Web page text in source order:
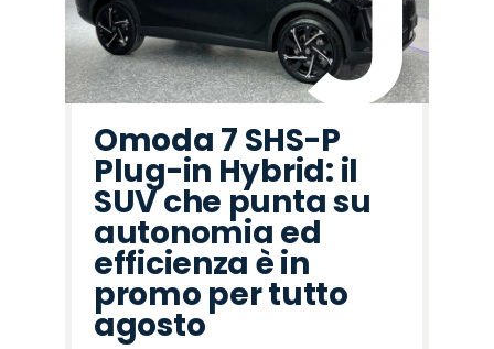
Omoda 7 SHS-P
Plug-in Hybrid: il
SUV che punta su
autonomia ed
efficienza è in
promo per tutto
agosto